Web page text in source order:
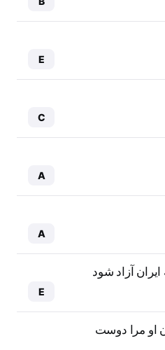
E
C
A
A
آزاد شود
E
او مرا دوست